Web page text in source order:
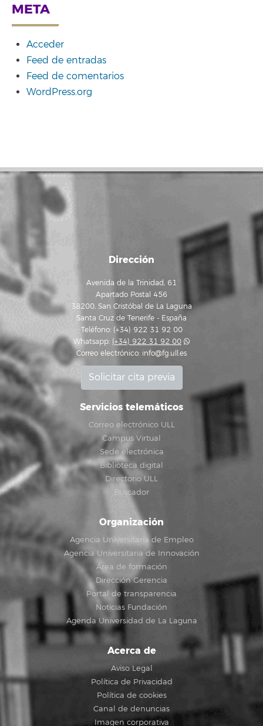
META
Acceder
Feed de entradas
Feed de comentarios
WordPress.org
Dirección
Avenida de la Trinidad, 61
Apartado Postal 456
38200, San Cristóbal de La Laguna
Santa Cruz de Tenerife - España
Teléfono: (+34) 922 31 92 00
Whatsapp: (+34) 922 31 92 00
Correo electrónico: info@fg.ull.es
Solicitar cita previa
Servicios telemáticos
Correo electrónico ULL
Campus Virtual
Sede electrónica
Biblioteca digital
Directorio ULL
Buscador
Organización
Agencia Universitaria de Empleo
Agencia Universitaria de Innovación
Área de formación
Dirección Gerencia
Portal de transparencia
Noticias Fundación
Agenda Universidad de La Laguna
Acerca de
Aviso Legal
Política de Privacidad
Política de cookies
Canal de denuncias
Imagen corporativa